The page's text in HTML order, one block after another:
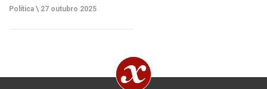
Política \ 27 outubro 2025